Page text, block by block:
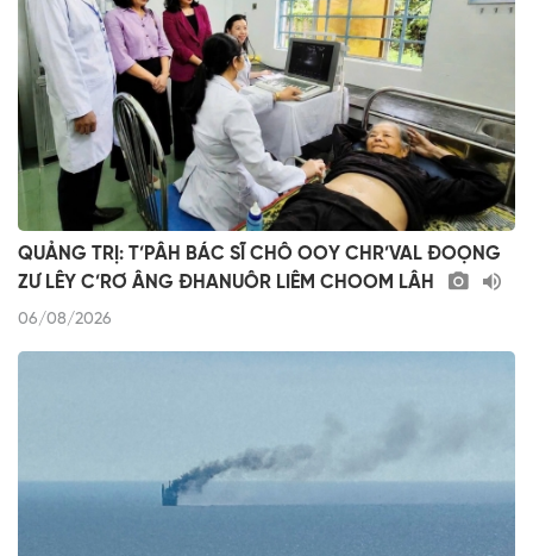
QUẢNG TRỊ: T’PÂH BÁC SĨ CHÔ OOY CHR’VAL ĐOỌNG
ZƯ LÊY C’RƠ ÂNG ĐHANUÔR LIÊM CHOOM LÂH
06/08/2026